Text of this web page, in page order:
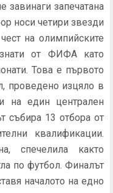
завинаги запечатана
носи четири звезди
на олимпийските
от ФИФА като
Това е първото
проведено изцяло в
на един централен
събира 13 отбора от
квалификации.
спечелила както
по футбол. Финалът
началото на едно